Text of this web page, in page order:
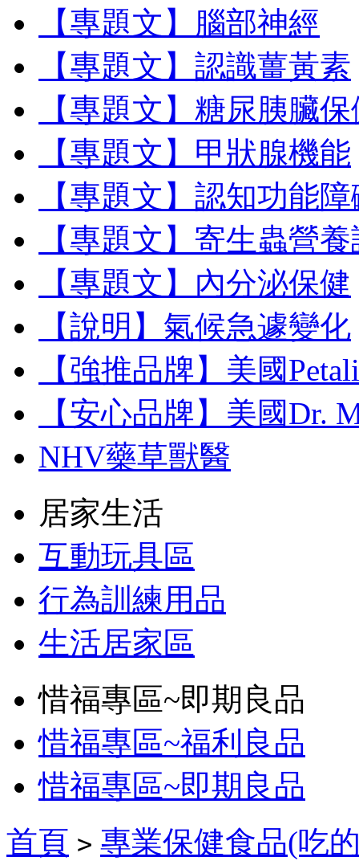
【專題文】腦部神經
【專題文】認識薑黃素
【專題文】糖尿胰臟
【專題文】甲狀腺機能
【專題文】認知功能
【專題文】寄生蟲營
【專題文】內分泌保健
【說明】氣候急遽變化
【強推品牌】美國
【安心品牌】美國Dr.
NHV藥草獸醫
居家生活
互動玩具區
行為訓練用品
生活居家區
惜福專區~即期良品
惜福專區~福利良品
惜福專區~即期良品
首頁 > 專業保健食品(吃